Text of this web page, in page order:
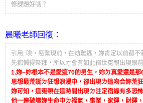
修課題好嗎？
晨曦老師回復：
引用: 唉，惡業現前，在劫難逃，妳肯定以前都不
先都懶得祭拜，所以才會有如此宿世冤親出現眼前
1.妳~妳根本不是愛這70的男生，妳ㄉ真愛還是
思想最荒誕ㄉ狂想浪漫中，卻出現ㄌ這吻合妳荒
妳可知，這冤親在這時間出現ㄉ注定宿緣有多恐
他一連破壞妳生命中ㄉ福氣，事業，家運，財運